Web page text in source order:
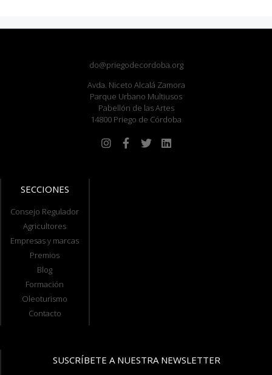
do@priegodecordoba.org
Avda. Niceto Alcalá Zamora
Parque Urbano Multiusos
Pabellón de las Artes
14800 Priego de Córdoba
SECCIONES
Consejo Regulador
Agricultores
Empresas y marcas
Premios
Blog
Formación
Oleoturismo
Contacto
SUSCRÍBETE A NUESTRA NEWSLETTER